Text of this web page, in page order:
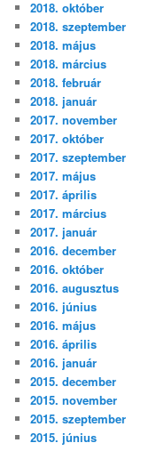
2018. október
2018. szeptember
2018. május
2018. március
2018. február
2018. január
2017. november
2017. október
2017. szeptember
2017. május
2017. április
2017. március
2017. január
2016. december
2016. október
2016. augusztus
2016. június
2016. május
2016. április
2016. január
2015. december
2015. november
2015. szeptember
2015. június